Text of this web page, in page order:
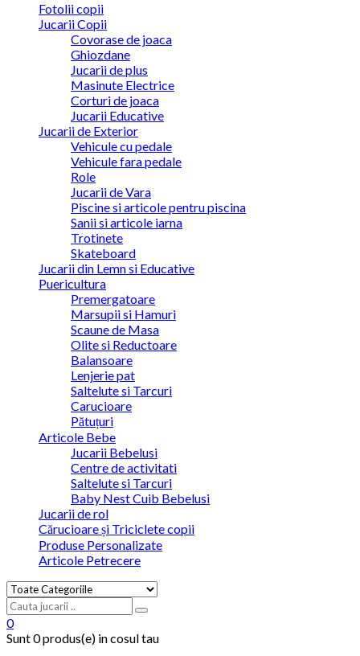
Fotolii copii
Jucarii Copii
Covorase de joaca
Ghiozdane
Jucarii de plus
Masinute Electrice
Corturi de joaca
Jucarii Educative
Jucarii de Exterior
Vehicule cu pedale
Vehicule fara pedale
Role
Jucarii de Vara
Piscine si articole pentru piscina
Sanii si articole iarna
Trotinete
Skateboard
Jucarii din Lemn si Educative
Puericultura
Premergatoare
Marsupii si Hamuri
Scaune de Masa
Olite si Reductoare
Balansoare
Lenjerie pat
Saltelute si Tarcuri
Carucioare
Pătuțuri
Articole Bebe
Jucarii Bebelusi
Centre de activitati
Saltelute si Tarcuri
Baby Nest Cuib Bebelusi
Jucarii de rol
Cărucioare și Triciclete copii
Produse Personalizate
Articole Petrecere
0
Sunt0 produs(e) in cosul tau